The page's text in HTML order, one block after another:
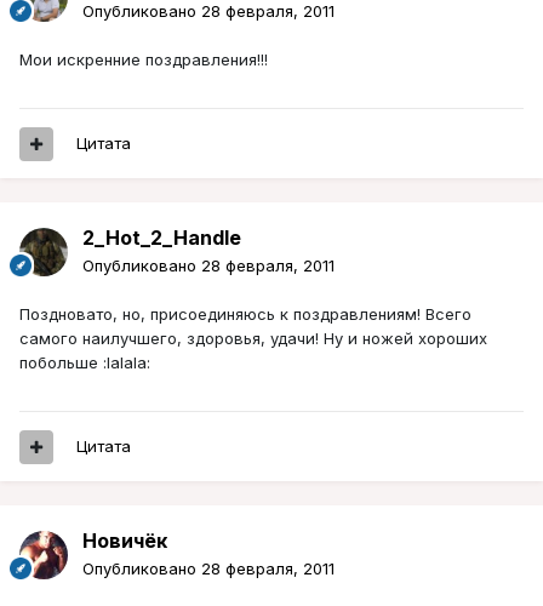
Опубликовано 28 февраля, 2011
Мои искренние поздравления!!!
Цитата
2_Hot_2_Handle
Опубликовано 28 февраля, 2011
Поздновато, но, присоединяюсь к поздравлениям! Всего
самого наилучшего, здоровья, удачи! Ну и ножей хороших
побольше :lalala:
Цитата
Новичёк
Опубликовано 28 февраля, 2011